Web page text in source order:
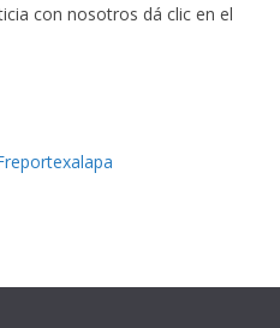
con nosotros dá clic en el